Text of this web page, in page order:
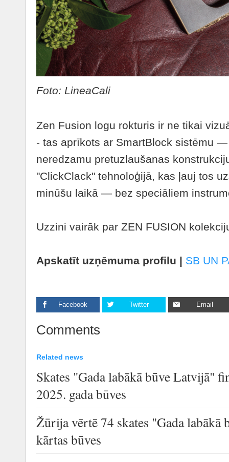
Foto: LineaCali
Zen Fusion logu rokturis ir ne tikai
- tas aprīkots ar SmartBlock sistēmu
neredzamu pretuzlaušanas
"ClickClack" tehnoloģijā, kas ļauj tos
minūšu laikā — bez speciāliem
Uzzini vairāk par ZEN FUSION
Apskatīt uzņēmuma profilu | SB UN
Facebook Twitter Email
Comments
Related news
Skates "Gada labākā būve Latvijā"
2025. gada būves
Žūrija vērtē 74 skates "Gada labākā
kārtas būves